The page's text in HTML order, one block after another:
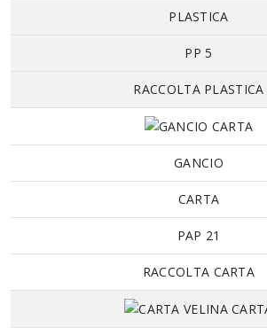
PLASTICA
PP 5
RACCOLTA PLASTICA
GANCIO
CARTA
PAP 21
RACCOLTA CARTA